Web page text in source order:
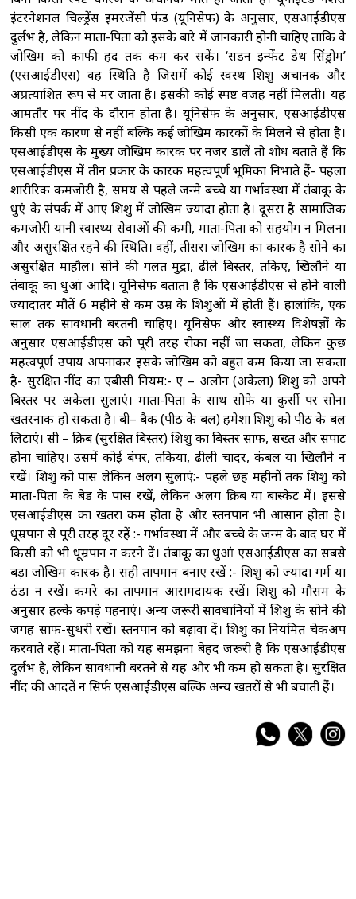
इंटरनेशनल चिल्ड्रेंस इमरजेंसी फंड (यूनिसेफ) के अनुसार, एसआईडीएस
दुर्लभ है, लेकिन माता-पिता को इसके बारे में जानकारी होनी चाहिए ताकि वे
जोखिम को काफी हद तक कम कर सकें। ‘सडन इन्फेंट डेथ सिंड्रोम’
(एसआईडीएस) वह स्थिति है जिसमें कोई स्वस्थ शिशु अचानक और
अप्रत्याशित रूप से मर जाता है। इसकी कोई स्पष्ट वजह नहीं मिलती। यह
आमतौर पर नींद के दौरान होता है। यूनिसेफ के अनुसार, एसआईडीएस
किसी एक कारण से नहीं बल्कि कई जोखिम कारकों के मिलने से होता है।
एसआईडीएस के मुख्य जोखिम कारक पर नजर डालें तो शोध बताते हैं कि
एसआईडीएस में तीन प्रकार के कारक महत्वपूर्ण भूमिका निभाते हैं- पहला
शारीरिक कमजोरी है, समय से पहले जन्मे बच्चे या गर्भावस्था में तंबाकू के
धुएं के संपर्क में आए शिशु में जोखिम ज्यादा होता है। दूसरा है सामाजिक
कमजोरी यानी स्वास्थ्य सेवाओं की कमी, माता-पिता को सहयोग न मिलना
और असुरक्षित रहने की स्थिति। वहीं, तीसरा जोखिम का कारक है सोने का
असुरक्षित माहौल। सोने की गलत मुद्रा, ढीले बिस्तर, तकिए, खिलौने या
तंबाकू का धुआं आदि। यूनिसेफ बताता है कि एसआईडीएस से होने वाली
ज्यादातर मौतें 6 महीने से कम उम्र के शिशुओं में होती हैं। हालांकि, एक
साल तक सावधानी बरतनी चाहिए। यूनिसेफ और स्वास्थ्य विशेषज्ञों के
अनुसार एसआईडीएस को पूरी तरह रोका नहीं जा सकता, लेकिन कुछ
महत्वपूर्ण उपाय अपनाकर इसके जोखिम को बहुत कम किया जा सकता
है- सुरक्षित नींद का एबीसी नियम:- ए – अलोन (अकेला) शिशु को अपने
बिस्तर पर अकेला सुलाएं। माता-पिता के साथ सोफे या कुर्सी पर सोना
खतरनाक हो सकता है। बी– बैक (पीठ के बल) हमेशा शिशु को पीठ के बल
लिटाएं। सी – क्रिब (सुरक्षित बिस्तर) शिशु का बिस्तर साफ, सख्त और सपाट
होना चाहिए। उसमें कोई बंपर, तकिया, ढीली चादर, कंबल या खिलौने न
रखें। शिशु को पास लेकिन अलग सुलाएं:- पहले छह महीनों तक शिशु को
माता-पिता के बेड के पास रखें, लेकिन अलग क्रिब या बास्केट में। इससे
एसआईडीएस का खतरा कम होता है और स्तनपान भी आसान होता है।
धूम्रपान से पूरी तरह दूर रहें :- गर्भावस्था में और बच्चे के जन्म के बाद घर में
किसी को भी धूम्रपान न करने दें। तंबाकू का धुआं एसआईडीएस का सबसे
बड़ा जोखिम कारक है। सही तापमान बनाए रखें :- शिशु को ज्यादा गर्म या
ठंडा न रखें। कमरे का तापमान आरामदायक रखें। शिशु को मौसम के
अनुसार हल्के कपड़े पहनाएं। अन्य जरूरी सावधानियों में शिशु के सोने की
जगह साफ-सुथरी रखें। स्तनपान को बढ़ावा दें। शिशु का नियमित चेकअप
करवाते रहें। माता-पिता को यह समझना बेहद जरूरी है कि एसआईडीएस
दुर्लभ है, लेकिन सावधानी बरतने से यह और भी कम हो सकता है। सुरक्षित
नींद की आदतें न सिर्फ एसआईडीएस बल्कि अन्य खतरों से भी बचाती हैं।